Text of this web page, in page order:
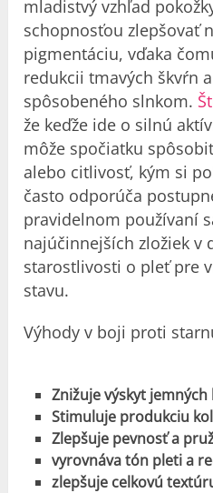
mladistvý vzhľad
schopnosťou zlepšovať
pigmentáciu, vďaka
redukcii tmavých škvŕn
spôsobeného slnkom.
že keďže ide o silnú
môže spočiatku
alebo citlivosť, kým si
často odporúča
pravidelnom používaní
najúčinnejších zložiek v
starostlivosti o pleť pre
stavu.
Výhody v boji proti
Znižuje výskyt jemných
Stimuluje produkciu
Zlepšuje pevnosť a
vyrovnáva tón pleti a
zlepšuje celkovú